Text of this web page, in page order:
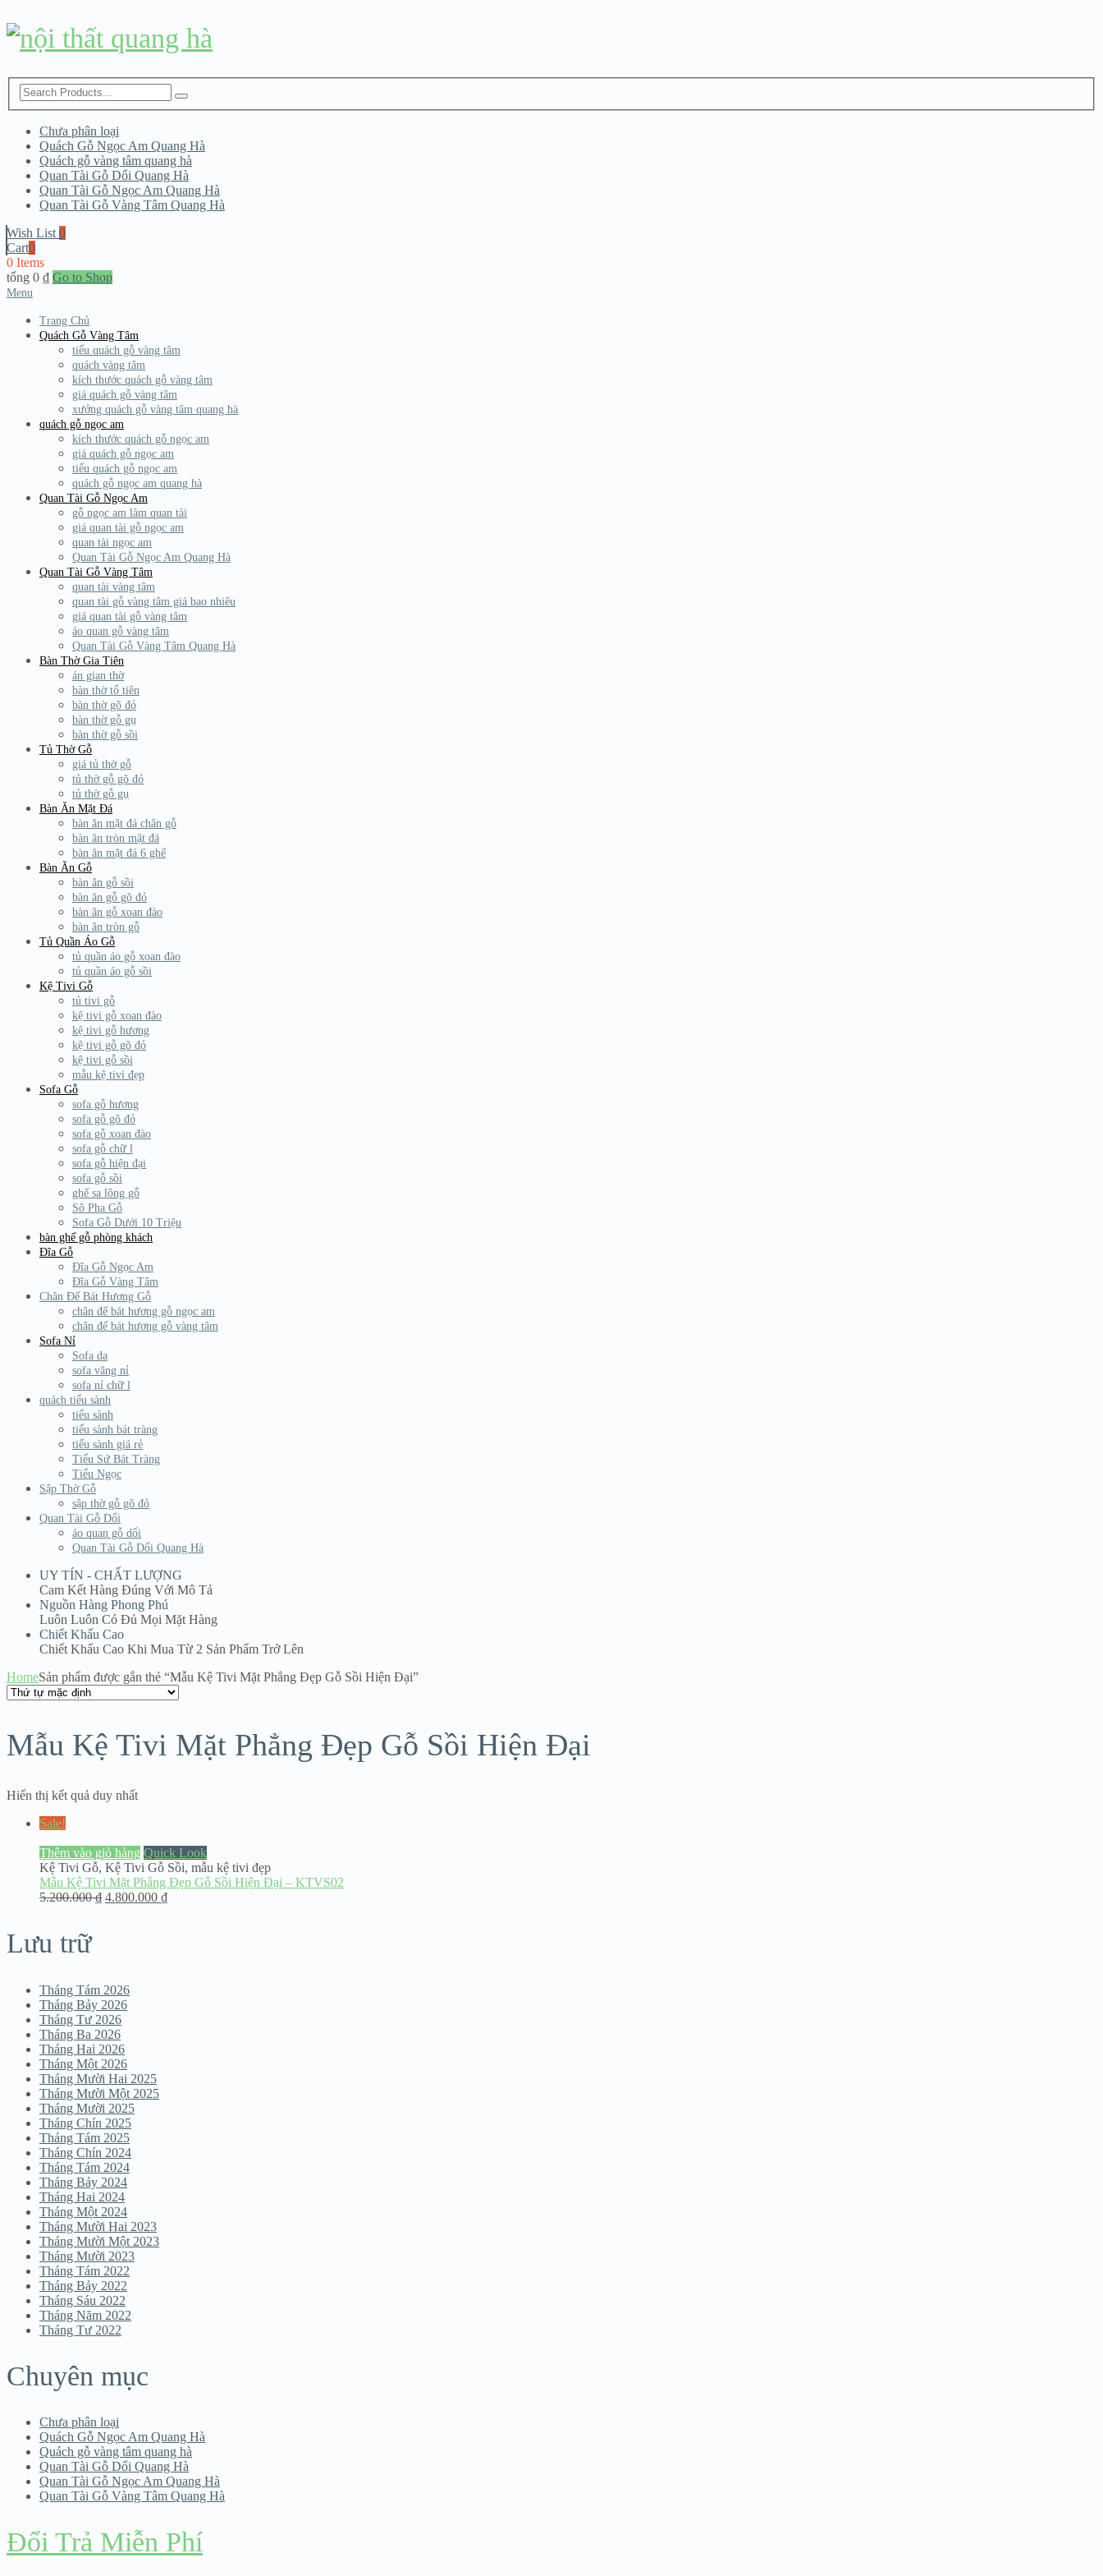
Chưa phân loại
Quách Gỗ Ngọc Am Quang Hà
Quách gỗ vàng tâm quang hà
Quan Tài Gỗ Dổi Quang Hà
Quan Tài Gỗ Ngọc Am Quang Hà
Quan Tài Gỗ Vàng Tâm Quang Hà
Wish List 0
Cart0
0 Items
tổng 0 ₫ Go to Shop
Menu
Trang Chủ
Quách Gỗ Vàng Tâm
tiểu quách gỗ vàng tâm
quách vàng tâm
kích thước quách gỗ vàng tâm
giá quách gỗ vàng tâm
xưởng quách gỗ vàng tâm quang hà
quách gỗ ngọc am
kích thước quách gỗ ngọc am
giá quách gỗ ngọc am
tiểu quách gỗ ngọc am
quách gỗ ngọc am quang hà
Quan Tài Gỗ Ngọc Am
gỗ ngọc am làm quan tài
giá quan tài gỗ ngọc am
quan tài ngọc am
Quan Tài Gỗ Ngọc Am Quang Hà
Quan Tài Gỗ Vàng Tâm
quan tài vàng tâm
quan tài gỗ vàng tâm giá bao nhiêu
giá quan tài gỗ vàng tâm
áo quan gỗ vàng tâm
Quan Tài Gỗ Vàng Tâm Quang Hà
Bàn Thờ Gia Tiên
án gian thờ
bàn thờ tổ tiên
bàn thờ gõ đỏ
bàn thờ gỗ gụ
bàn thờ gỗ sồi
Tủ Thờ Gỗ
giá tủ thờ gỗ
tủ thờ gỗ gõ đỏ
tủ thờ gỗ gụ
Bàn Ăn Mặt Đá
bàn ăn mặt đá chân gỗ
bàn ăn tròn mặt đá
bàn ăn mặt đá 6 ghế
Bàn Ăn Gỗ
bàn ăn gỗ sồi
bàn ăn gỗ gõ đỏ
bàn ăn gỗ xoan đào
bàn ăn tròn gỗ
Tủ Quần Áo Gỗ
tủ quần áo gỗ xoan đào
tủ quần áo gỗ sồi
Kệ Tivi Gỗ
tủ tivi gỗ
kệ tivi gỗ xoan đào
kệ tivi gỗ hương
kệ tivi gỗ gõ đỏ
kệ tivi gỗ sồi
mẫu kệ tivi đẹp
Sofa Gỗ
sofa gỗ hương
sofa gỗ gõ đỏ
sofa gỗ xoan đào
sofa gỗ chữ l
sofa gỗ hiện đại
sofa gỗ sồi
ghế sa lông gỗ
Sô Pha Gỗ
Sofa Gỗ Dưới 10 Triệu
bàn ghế gỗ phòng khách
Đĩa Gỗ
Đĩa Gỗ Ngọc Am
Đĩa Gỗ Vàng Tâm
Chân Đế Bát Hương Gỗ
chân đế bát hương gỗ ngọc am
chân đế bát hương gỗ vàng tâm
Sofa Nỉ
Sofa da
sofa văng nỉ
sofa nỉ chữ l
quách tiểu sành
tiểu sành
tiểu sành bát tràng
tiểu sành giá rẻ
Tiểu Sứ Bát Tràng
Tiểu Ngọc
Sập Thờ Gỗ
sập thờ gỗ gõ đỏ
Quan Tài Gỗ Dổi
áo quan gỗ dổi
Quan Tài Gỗ Dổi Quang Hà
UY TÍN - CHẤT LƯỢNG
Cam Kết Hàng Đúng Với Mô Tả
Nguồn Hàng Phong Phú
Luôn Luôn Có Đủ Mọi Mặt Hàng
Chiết Khấu Cao
Chiết Khấu Cao Khi Mua Từ 2 Sản Phẩm Trở Lên
HomeSản phẩm được gắn thẻ “Mẫu Kệ Tivi Mặt Phẳng Đẹp Gỗ Sồi Hiện Đại”
Mẫu Kệ Tivi Mặt Phẳng Đẹp Gỗ Sồi Hiện Đại
Hiển thị kết quả duy nhất
Sale!
Thêm vào giỏ hàng Quick Look
Kệ Tivi Gỗ, Kệ Tivi Gỗ Sồi, mẫu kệ tivi đẹp
Mẫu Kệ Tivi Mặt Phẳng Đẹp Gỗ Sồi Hiện Đại – KTVS02
5.200.000₫ 4.800.000 ₫
Lưu trữ
Tháng Tám 2026
Tháng Bảy 2026
Tháng Tư 2026
Tháng Ba 2026
Tháng Hai 2026
Tháng Một 2026
Tháng Mười Hai 2025
Tháng Mười Một 2025
Tháng Mười 2025
Tháng Chín 2025
Tháng Tám 2025
Tháng Chín 2024
Tháng Tám 2024
Tháng Bảy 2024
Tháng Hai 2024
Tháng Một 2024
Tháng Mười Hai 2023
Tháng Mười Một 2023
Tháng Mười 2023
Tháng Tám 2022
Tháng Bảy 2022
Tháng Sáu 2022
Tháng Năm 2022
Tháng Tư 2022
Chuyên mục
Chưa phân loại
Quách Gỗ Ngọc Am Quang Hà
Quách gỗ vàng tâm quang hà
Quan Tài Gỗ Dổi Quang Hà
Quan Tài Gỗ Ngọc Am Quang Hà
Quan Tài Gỗ Vàng Tâm Quang Hà
Đổi Trả Miễn Phí